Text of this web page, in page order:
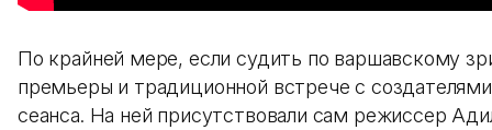
По крайней мере, если судить по варшавскому
премьеры и традиционной встрече с
сеанса. На ней присутствовали сам режиссер